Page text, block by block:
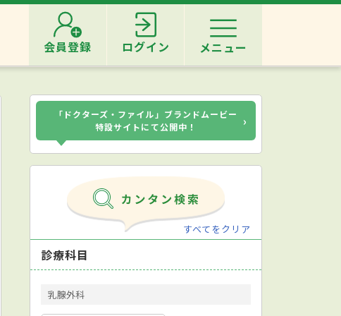
会員登録 ログイン メニュー
「ドクターズ・ファイル」ブランドムービー
特設サイトにて公開中！
›
すべてをクリア
診療科目
乳腺外科